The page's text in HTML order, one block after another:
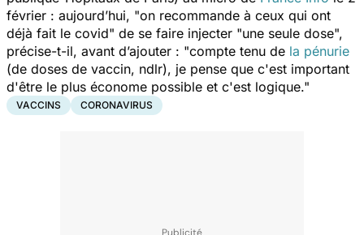
février : aujourd’hui, "on recommande à ceux qui ont
déjà fait le covid" de se faire injecter "une seule dose",
précise-t-il, avant d’ajouter : "compte tenu de la pénurie
(de doses de vaccin, ndlr), je pense que c'est important
d'être le plus économe possible et c'est logique."
VACCINS CORONAVIRUS